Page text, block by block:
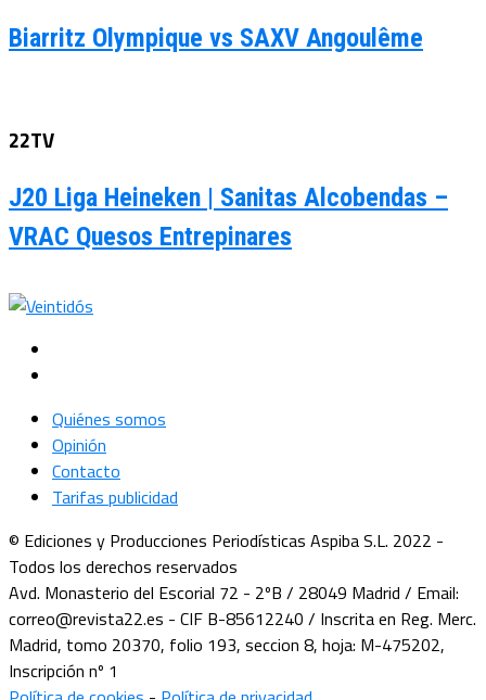
Biarritz Olympique vs SAXV Angoulême
22TV
J20 Liga Heineken | Sanitas Alcobendas –
VRAC Quesos Entrepinares
Quiénes somos
Opinión
Contacto
Tarifas publicidad
© Ediciones y Producciones Periodísticas Aspiba S.L. 2022 -
Todos los derechos reservados
Avd. Monasterio del Escorial 72 - 2ºB / 28049 Madrid / Email:
correo@revista22.es - CIF B-85612240 / Inscrita en Reg. Merc.
Madrid, tomo 20370, folio 193, seccion 8, hoja: M-475202,
Inscripción nº 1